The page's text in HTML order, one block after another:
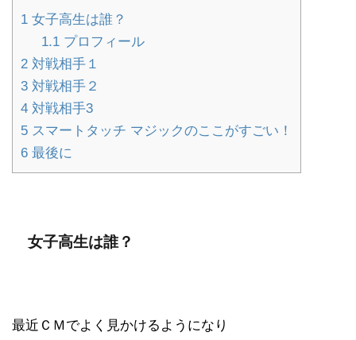
1 女子高生は誰？
1.1プロフィール
2 対戦相手１
3 対戦相手２
4 対戦相手3
5 スマートタッチ マジックのここがすごい！
6 最後に
女子高生は誰？
最近ＣＭでよく見かけるようになり